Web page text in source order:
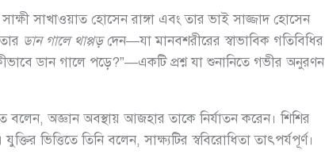
সাখাওয়াত হোসেন রাঙ্গা এবং তার ভাই সাজ্জাদ হোসেন
ডান গালে থাপ্পড়দেন—যা মানবশরীরের স্বাভাবিক গতিবিধির
ডান গালে পড়ে?”—একটি প্রশ্ন যা শুনানিতে গভীর অনুরণন
বলেন, অজ্ঞান অবস্থায় আজহার তাকে নির্যাতন করেন। শিশির
ভিত্তিতে তিনি বলেন, সাক্ষ্যটির স্ববিরোধিতা তাৎপর্যপূর্ণ।